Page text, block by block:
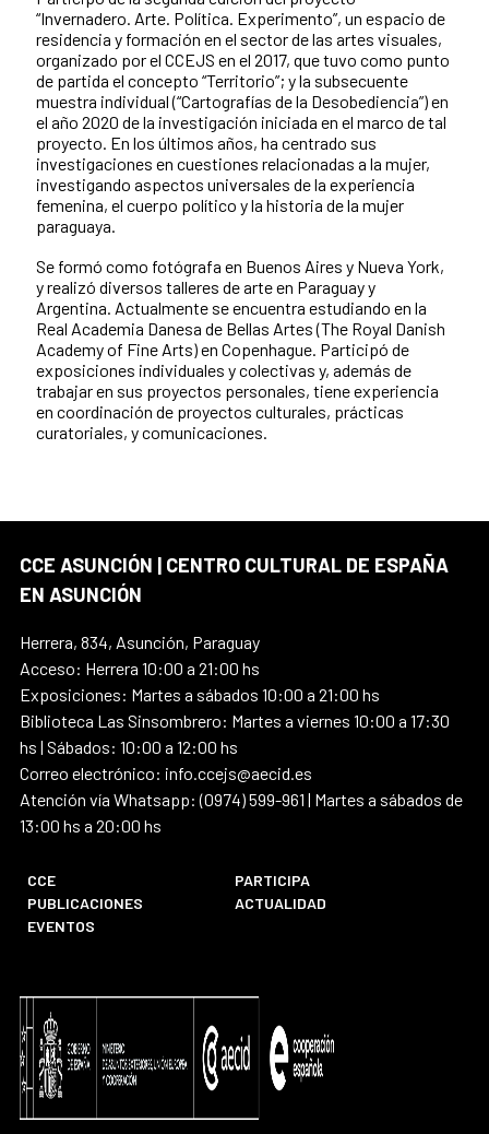
“Invernadero. Arte. Política. Experimento”, un espacio de
residencia y formación en el sector de las artes visuales,
organizado por el CCEJS en el 2017, que tuvo como punto
de partida el concepto “Territorio”; y la subsecuente
muestra individual (“Cartografías de la Desobediencia”) en
el año 2020 de la investigación iniciada en el marco de tal
proyecto. En los últimos años, ha centrado sus
investigaciones en cuestiones relacionadas a la mujer,
investigando aspectos universales de la experiencia
femenina, el cuerpo político y la historia de la mujer
paraguaya.
Se formó como fotógrafa en Buenos Aires y Nueva York,
y realizó diversos talleres de arte en Paraguay y
Argentina. Actualmente se encuentra estudiando en la
Real Academia Danesa de Bellas Artes (The Royal Danish
Academy of Fine Arts) en Copenhague. Participó de
exposiciones individuales y colectivas y, además de
trabajar en sus proyectos personales, tiene experiencia
en coordinación de proyectos culturales, prácticas
curatoriales, y comunicaciones.
CCE ASUNCIÓN | CENTRO CULTURAL DE ESPAÑA
EN ASUNCIÓN
Herrera, 834, Asunción, Paraguay
Acceso: Herrera 10:00 a 21:00 hs
Exposiciones: Martes a sábados 10:00 a 21:00 hs
Biblioteca Las Sinsombrero: Martes a viernes 10:00 a 17:30
hs | Sábados: 10:00 a 12:00 hs
Correo electrónico: info.ccejs@aecid.es
Atención vía Whatsapp: (0974) 599-961 | Martes a sábados de
13:00 hs a 20:00 hs
CCE
PARTICIPA
PUBLICACIONES
ACTUALIDAD
EVENTOS